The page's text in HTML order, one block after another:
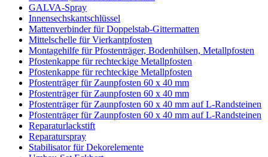
GALVA-Spray
Innensechskantschlüssel
Mattenverbinder für Doppelstab-Gittermatten
Mittelschelle für Vierkantpfosten
Montagehilfe für Pfostenträger, Bodenhülsen, Metallpfosten
Pfostenkappe für rechteckige Metallpfosten
Pfostenkappe für rechteckige Metallpfosten
Pfostenträger für Zaunpfosten 60 x 40 mm
Pfostenträger für Zaunpfosten 60 x 40 mm
Pfostenträger für Zaunpfosten 60 x 40 mm auf L-Randsteinen
Pfostenträger für Zaunpfosten 60 x 40 mm auf L-Randsteinen
Reparaturlackstift
Reparaturspray
Stabilisator für Dekorelemente